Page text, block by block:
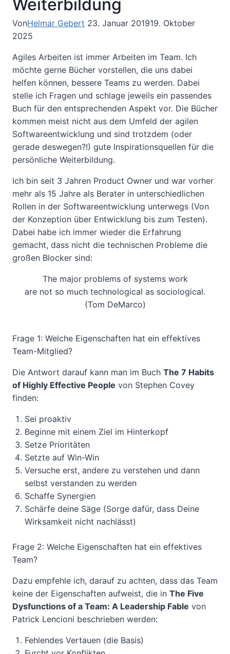
Weiterbildung
VonHelmar Gebert 23. Januar 201919. Oktober
2025
Agiles Arbeiten ist immer Arbeiten im Team. Ich
möchte gerne Bücher vorstellen, die uns dabei
helfen können, bessere Teams zu werden. Dabei
stelle ich Fragen und schlage jeweils ein passendes
Buch für den entsprechenden Aspekt vor. Die Bücher
kommen meist nicht aus dem Umfeld der agilen
Softwareentwicklung und sind trotzdem (oder
gerade deswegen?!) gute Inspirationsquellen für die
persönliche Weiterbildung.
Ich bin seit 3 Jahren Product Owner und war vorher
mehr als 15 Jahre als Berater in unterschiedlichen
Rollen in der Softwareentwicklung unterwegs (Von
der Konzeption über Entwicklung bis zum Testen).
Dabei habe ich immer wieder die Erfahrung
gemacht, dass nicht die technischen Probleme die
großen Blocker sind:
The major problems of systems work
are not so much technological as sociological.
(Tom DeMarco)
Frage 1: Welche Eigenschaften hat ein effektives
Team-Mitglied?
Die Antwort darauf kann man im Buch The 7 Habits
of Highly Effective People von Stephen Covey
finden:
Sei proaktiv
Beginne mit einem Ziel im Hinterkopf
Setze Prioritäten
Setzte auf Win-Win
Versuche erst, andere zu verstehen und dann
selbst verstanden zu werden
Schaffe Synergien
Schärfe deine Säge (Sorge dafür, dass Deine
Wirksamkeit nicht nachlässt)
Frage 2: Welche Eigenschaften hat ein effektives
Team?
Dazu empfehle ich, darauf zu achten, dass das Team
keine der Eigenschaften aufweist, die in The Five
Dysfunctions of a Team: A Leadership Fable von
Patrick Lencioni beschrieben werden:
Fehlendes Vertauen (die Basis)